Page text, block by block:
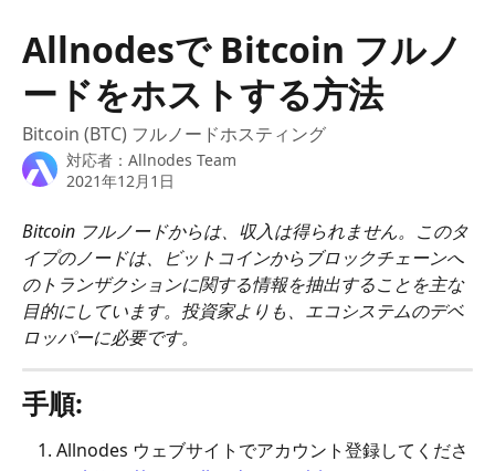
Allnodesで Bitcoin フルノ
ードをホストする方法
Bitcoin (BTC) フルノードホスティング
対応者： Allnodes Team
2021年12月1日
Bitcoin フルノードからは、収入は得られません。このタ
イプのノードは、ビットコインからブロックチェーンへ
のトランザクションに関する情報を抽出することを主な
目的にしています。投資家よりも、エコシステムのデベ
ロッパーに必要です。
手順:
Allnodes ウェブサイトでアカウント登録してくださ